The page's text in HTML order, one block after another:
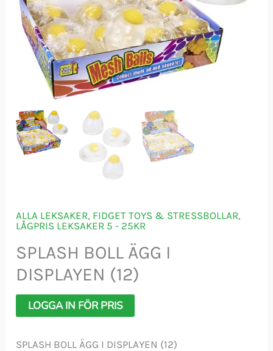
ALLA LEKSAKER, FIDGET TOYS & STRESSBOLLAR,
LÅGPRIS LEKSAKER 5 - 25KR
SPLASH BOLL ÄGG I
DISPLAYEN (12)
LOGGA IN FÖR PRIS
SPLASH BOLL ÄGG I DISPLAYEN (12)